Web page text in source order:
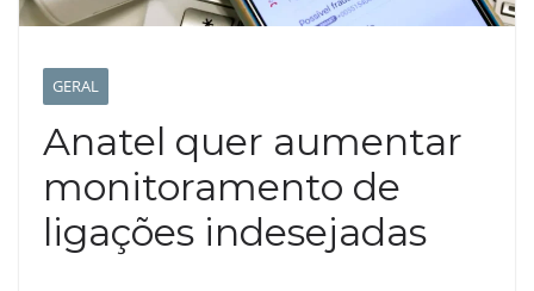
GERAL
Anatel quer aumentar
monitoramento de
ligações indesejadas